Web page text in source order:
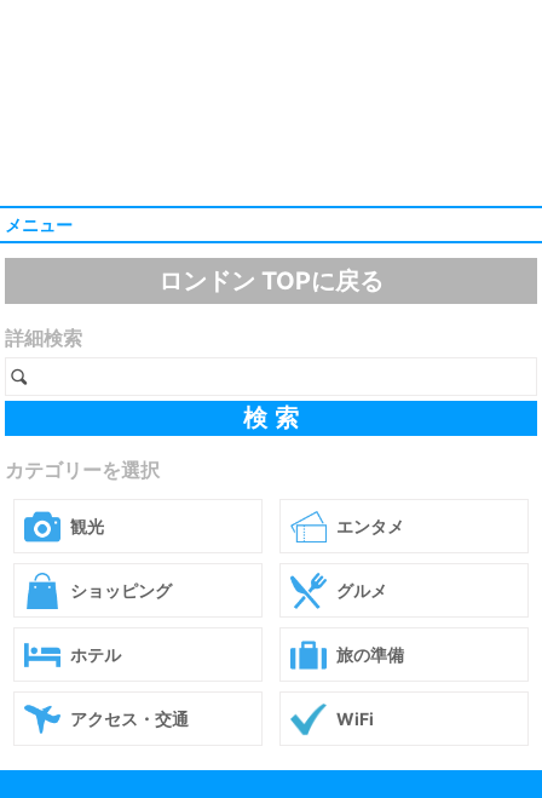
メニュー
ロンドン TOPに戻る
詳細検索
カテゴリーを選択
観光 エンタメ
ショッピング グルメ
ホテル 旅の準備
アクセス・交通 WiFi